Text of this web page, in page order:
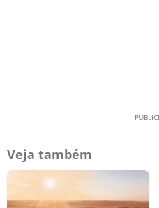
Veja também